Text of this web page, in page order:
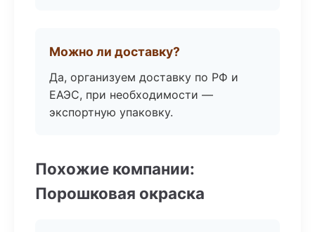
Можно ли доставку?
Да, организуем доставку по РФ и
ЕАЭС, при необходимости —
экспортную упаковку.
Похожие компании:
Порошковая окраска